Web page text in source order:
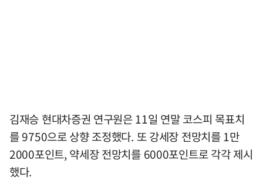
김재승 현대차증권 연구원은 11일 연말 코스피 목표치
를 9750으로 상향 조정했다. 또 강세장 전망치를 1만
2000포인트, 약세장 전망치를 6000포인트로 각각 제시
했다.